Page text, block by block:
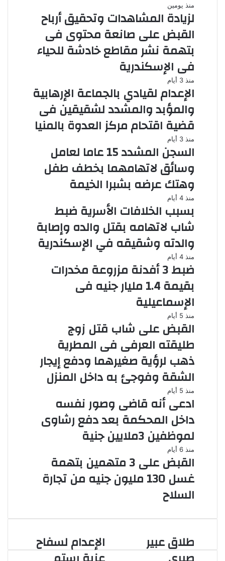
منذ يومين
لزيادة المشاهدات وتحقيق أرباح
القبض على صانعة محتوى فى
بتهمة نشر مقاطع خادشة للحياء
فى الإسكندرية
منذ 3 أيام
الإعدام لقيادي بالجماعة الإرهابية
والمؤبد والمشدد لشقيقين فى
قضية اقتحام مركز العدوة بالمنيا
منذ 3 أيام
السجن المشدد 15 عاما لعامل
وسائق لاتهامهما بخطف طفل
وهتك عرضه بشبرا الخيمة
منذ 4 أيام
بسبب الخلافات الأسرية ضبط
شاب لاتهامه بقتل والده وإصابة
والدته وشقيقه في الإسكندرية
منذ 4 أيام
ضبط 3 أفدنة مزروعة مخدرات
بقيمة 1.4 مليار جنيه فى
الإسماعيلية
منذ 5 أيام
القبض على شاب قتل زوج
طليقته العرفى فى المطرية
ذهب لرؤية صغيرهما ودفع إيجار
الشقة وفوجئ به داخل المنزل
منذ 5 أيام
ادعى أنه قاضى وصور نفسه
داخل المحكمة بعد دفع رشاوى
لموظفين 3ملايين جنية
منذ 6 أيام
القبض على 3 متهمين بتهمة
غسل 130 مليون جنيه من تجارة
السلاح
الإعدام
لسفاح
الإعدام لسفاح
طلاق
عبير
طلاق عبير